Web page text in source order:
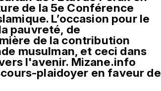
de la 5e Conférence
L’occasion pour le
pauvreté, de
de la contribution
musulman, et ceci dans
l'avenir. Mizane.info
plaidoyer en faveur de